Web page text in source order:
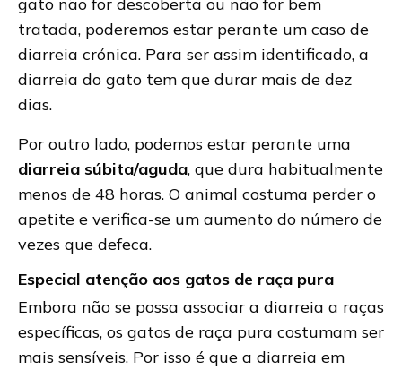
gato não for descoberta ou não for bem
tratada, poderemos estar perante um caso de
diarreia crónica. Para ser assim identificado, a
diarreia do gato tem que durar mais de dez
dias.
Por outro lado, podemos estar perante uma
diarreia súbita/aguda, que dura habitualmente
menos de 48 horas. O animal costuma perder o
apetite e verifica-se um aumento do número de
vezes que defeca.
Especial atenção aos gatos de raça pura
Embora não se possa associar a diarreia a raças
específicas, os gatos de raça pura costumam ser
mais sensíveis. Por isso é que a diarreia em